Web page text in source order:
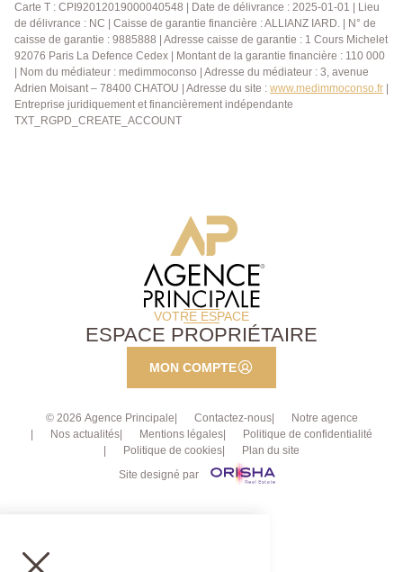
Carte T : CPI92012019000040548 | Date de délivrance : 2025-01-01 | Lieu
de délivrance : NC | Caisse de garantie financière : ALLIANZ IARD. | N° de
caisse de garantie : 9885888 | Adresse caisse de garantie : 1 Cours Michelet
92076 Paris La Defence Cedex | Montant de la garantie financière : 110 000
| Nom du médiateur : medimmoconso | Adresse du médiateur : 3, avenue
Adrien Moisant – 78400 CHATOU | Adresse du site : www.medimmoconso.fr
Entreprise juridiquement et financièrement indépendante
TXT_RGPD_CREATE_ACCOUNT
VOTRE ESPACE
ESPACE PROPRIÉTAIRE
MON COMPTE
© 2026 Agence Principale Contactez-nous
Notre agence
Nos actualités
Mentions légales
Politique de confidentialité
Politique de cookies
Plan du site
Site designé par